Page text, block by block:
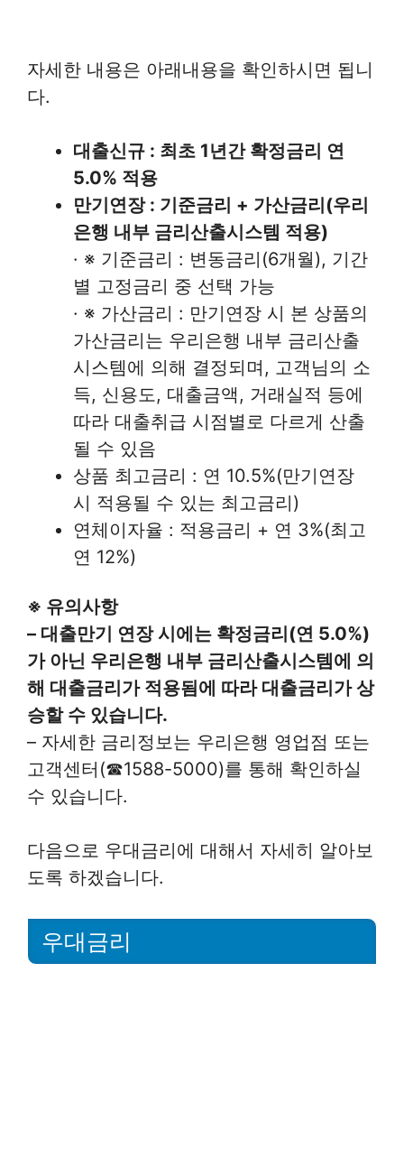
자세한 내용은 아래내용을 확인하시면 됩니
다.
대출신규 : 최초 1년간 확정금리 연
5.0% 적용
만기연장 : 기준금리 + 가산금리(우리
은행 내부 금리산출시스템 적용)
· ※ 기준금리 : 변동금리(6개월), 기간
별 고정금리 중 선택 가능
· ※ 가산금리 : 만기연장 시 본 상품의
가산금리는 우리은행 내부 금리산출
시스템에 의해 결정되며, 고객님의 소
득, 신용도, 대출금액, 거래실적 등에
따라 대출취급 시점별로 다르게 산출
될 수 있음
상품 최고금리 : 연 10.5%(만기연장
시 적용될 수 있는 최고금리)
연체이자율 : 적용금리 + 연 3%(최고
연 12%)
※ 유의사항
– 대출만기 연장 시에는 확정금리(연 5.0%)
가 아닌 우리은행 내부 금리산출시스템에 의
해 대출금리가 적용됨에 따라 대출금리가 상
승할 수 있습니다.
– 자세한 금리정보는 우리은행 영업점 또는
고객센터(☎1588-5000)를 통해 확인하실
수 있습니다.
다음으로 우대금리에 대해서 자세히 알아보
도록 하겠습니다.
우대금리